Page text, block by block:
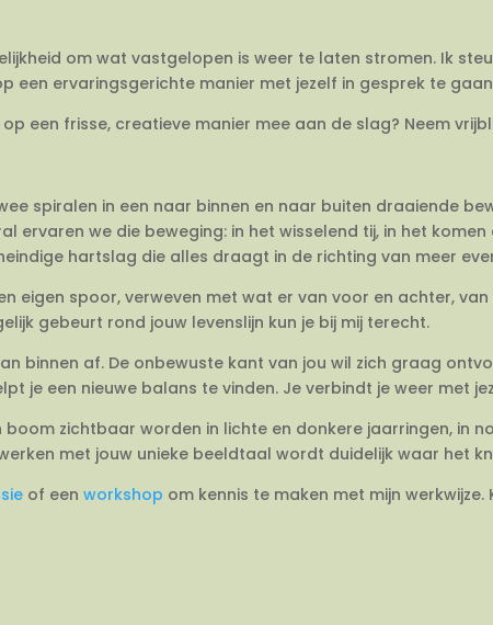
om wat vastgelopen is weer te laten stromen. Ik
een ervaringsgerichte manier met jezelf in gesprek te
een frisse, creatieve manier mee aan de slag? Neem
spiralen in een naar binnen en naar buiten draaiende
ervaren we die beweging: in het wisselend tij, in het komen
hartslag die alles draagt in de richting van meer
eigen spoor, verweven met wat er van voor en achter,
gebeurt rond jouw levenslijn kun je bij mij terecht.
binnen af. De onbewuste kant van jou wil zich graag
je een nieuwe balans te vinden. Je verbindt je weer met
zichtbaar worden in lichte en donkere jaarringen, in
met jouw unieke beeldtaal wordt duidelijk waar het
of eenworkshop om kennis te maken met mijn